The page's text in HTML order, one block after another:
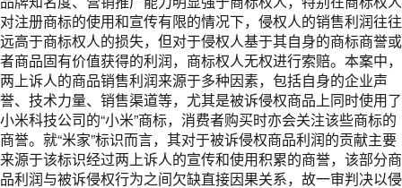
对注册商标的使用和宣传有限的情况下，侵权人的销售利润往往
远高于商标权人的损失，但对于侵权人基于其自身的商标商誉或
者商品固有价值获得的利润，商标权人无权进行索赔。本案中，
两上诉人的商品销售利润来源于多种因素，包括自身的企业声
誉、技术力量、销售渠道等，尤其是被诉侵权商品上同时使用了
小米科技公司的“小米”商标，消费者购买时亦会关注该些商标的
商誉。就“米家”标识而言，其对于被诉侵权商品利润的贡献主要
来源于该标识经过两上诉人的宣传和使用积累的商誉，该部分商
品利润与被诉侵权行为之间欠缺直接因果关系，故一审判决以侵